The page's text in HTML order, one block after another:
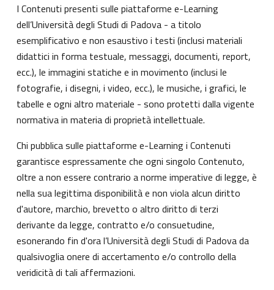
I Contenuti presenti sulle piattaforme e-Learning
dell’Università degli Studi di Padova - a titolo
esemplificativo e non esaustivo i testi (inclusi materiali
didattici in forma testuale, messaggi, documenti, report,
ecc.), le immagini statiche e in movimento (inclusi le
fotografie, i disegni, i video, ecc.), le musiche, i grafici, le
tabelle e ogni altro materiale - sono protetti dalla vigente
normativa in materia di proprietà intellettuale.
Chi pubblica sulle piattaforme e-Learning i Contenuti
garantisce espressamente che ogni singolo Contenuto,
oltre a non essere contrario a norme imperative di legge, è
nella sua legittima disponibilità e non viola alcun diritto
d'autore, marchio, brevetto o altro diritto di terzi
derivante da legge, contratto e/o consuetudine,
esonerando fin d'ora l’Università degli Studi di Padova da
qualsivoglia onere di accertamento e/o controllo della
veridicità di tali affermazioni.